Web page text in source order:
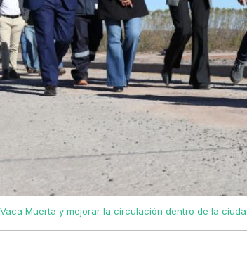
Muerta y mejorar la circulación dentro de la